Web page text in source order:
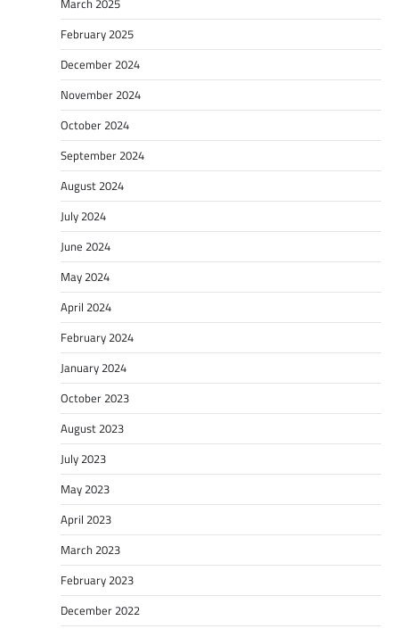
February 2025
December 2024
November 2024
October 2024
September 2024
August 2024
July 2024
June 2024
May 2024
April 2024
February 2024
January 2024
October 2023
August 2023
July 2023
May 2023
April 2023
March 2023
February 2023
December 2022